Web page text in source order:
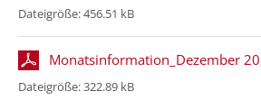
Dateigröße:456.51 kB
Monatsinformation_Dezember
Dateigröße:322.89 kB